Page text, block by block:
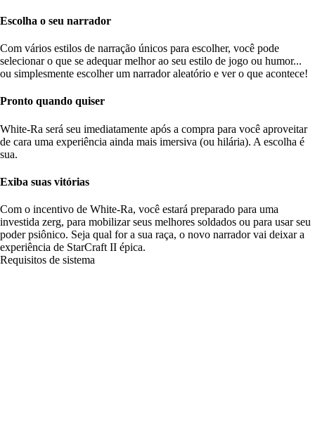
Escolha o seu narrador
Com vários estilos de narração únicos para escolher, você pode
selecionar o que se adequar melhor ao seu estilo de jogo ou humor...
ou simplesmente escolher um narrador aleatório e ver o que acontece!
Pronto quando quiser
White-Ra será seu imediatamente após a compra para você aproveitar
de cara uma experiência ainda mais imersiva (ou hilária). A escolha é
sua.
Exiba suas vitórias
Com o incentivo de White-Ra, você estará preparado para uma
investida zerg, para mobilizar seus melhores soldados ou para usar seu
poder psiônico. Seja qual for a sua raça, o novo narrador vai deixar a
experiência de StarCraft II épica.
Requisitos de sistema